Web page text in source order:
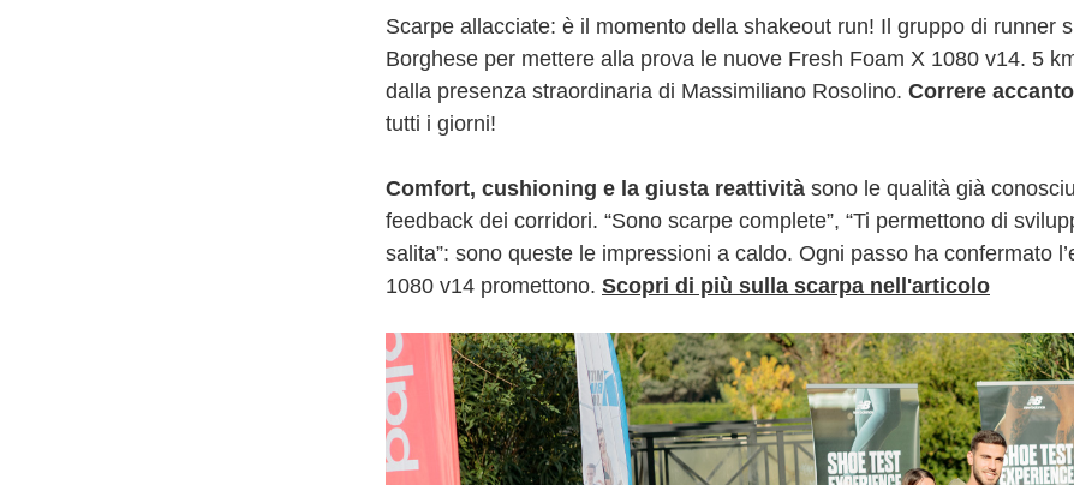
Scarpe allacciate: è il momento della shakeout run! Il gruppo di runner
Borghese per mettere alla prova le nuove Fresh Foam X 1080 v14. 5
dalla presenza straordinaria di Massimiliano Rosolino. Correre
tutti i giorni!
Comfort, cushioning e la giusta reattività sono le qualità già
feedback dei corridori. “Sono scarpe complete”, “Ti permettono di
salita”: sono queste le impressioni a caldo. Ogni passo ha confermato
1080 v14 promettono. Scopri di più sulla scarpa nell'articolo